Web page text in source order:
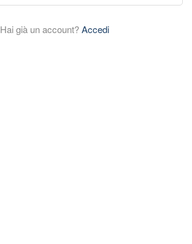
Hai già un account?Accedi